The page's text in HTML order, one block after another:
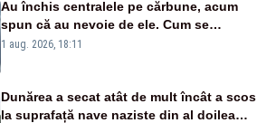
Au închis centralele pe cărbune, acum
spun că au nevoie de ele. Cum se
pasează vina în plină criză energetică
1 aug. 2026, 18:11
Dunărea a secat atât de mult încât a scos
la suprafață nave naziste din al doilea